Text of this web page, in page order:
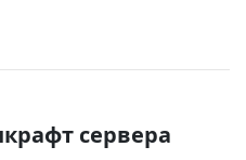
сервера